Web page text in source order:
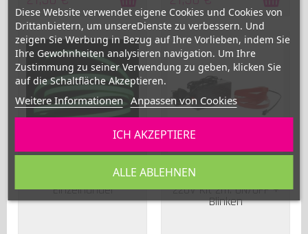
Grün leuchtendes
flexibles Band 2m im
Einzelhandel
Rosafarbenes
Elektrolumineszenzband
220V Kit 2m. ON/OFF +
Blinken
Diese Website verwendet eigene Cookies und Cookies von
Drittanbietern, um unsereDienste zu verbessern. Und
zeigen Sie Werbung in Bezug auf Ihre Vorlieben, indem Sie
Ihre Gewohnheiten analysieren navigation. Um Ihre
Zustimmung zu seiner Verwendung zu geben, klicken Sie
auf die Schaltfläche Akzeptieren.
Weitere Informationen Anpassen von Cookies
ALLE ABLEHNEN
ICH AKZEPTIERE